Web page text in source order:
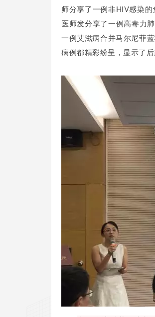
师分享了一例非HIV感染
医师发分享了一例高毒力
一例艾滋病合并马尔尼菲
病例都精彩纷呈，显示了